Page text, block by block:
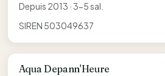
Depuis 2013 · 3-5 sal.
SIREN 503049637
Aqua Depann'Heure